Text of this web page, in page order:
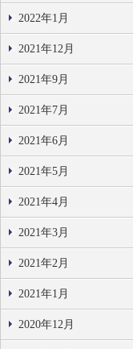
2022年1月
2021年12月
2021年9月
2021年7月
2021年6月
2021年5月
2021年4月
2021年3月
2021年2月
2021年1月
2020年12月